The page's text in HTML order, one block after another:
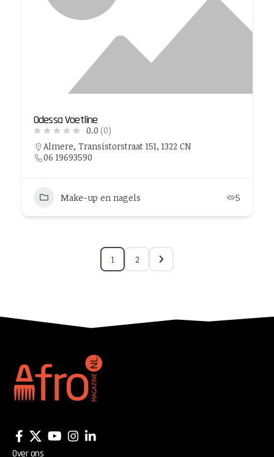
Odessa Voetline
0.0 (0)
Almere, Transistorstraat 151, 1322 CN
06 19693590
Make-up en nagels 5
1 2
Over ons